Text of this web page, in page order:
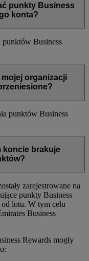
punkty Business
konta?
Business
organizacji
punktów Business
koncie brakuje
zarejestrowane na
punkty Business
lotu. W tym celu
Business
Rewards mogły